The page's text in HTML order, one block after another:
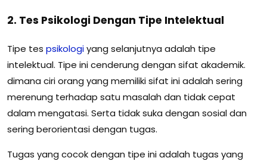
2. Tes Psikologi Dengan Tipe Intelektual
Tipe tes psikologiyang selanjutnya adalah tipe
intelektual. Tipe ini cenderung dengan sifat akademik.
dimana ciri orang yang memiliki sifat ini adalah sering
merenung terhadap satu masalah dan tidak cepat
dalam mengatasi. Serta tidak suka dengan sosial dan
sering berorientasi dengan tugas.
Tugas yang cocok dengan tipe ini adalah tugas yang